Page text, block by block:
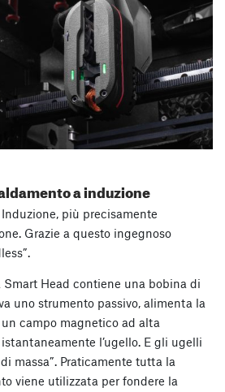
a induzione
più precisamente
Grazie a questo ingegnoso
Smart Head contiene una bobina di
uno strumento passivo, alimenta la
campo magnetico ad alta
l’ugello. E gli ugelli
massa”. Praticamente tutta la
viene utilizzata per fondere la